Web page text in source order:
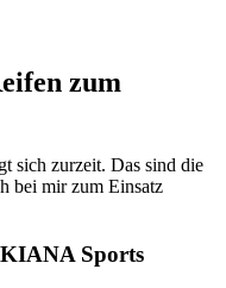
zum
sich zurzeit. Das sind die
bei mir zum Einsatz
Sports